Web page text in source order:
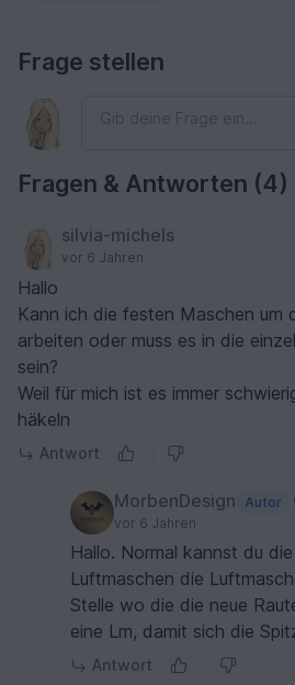
Frage stellen
Fragen & Antworten (4)
silvia-michels
vor 6 Jahren
Hallo
Kann ich die festen Maschen um
arbeiten oder muss es in die
sein?
Weil für mich ist es immer
häkeln
Antwort
MorbenDesign Autor
vor 6 Jahren
Hallo. Normal kannst du die
Luftmaschen die
Stelle wo die die neue
eine Lm, damit sich die
Antwort